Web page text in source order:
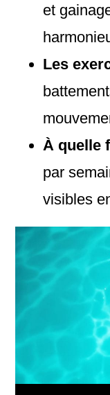
et
Les
À quelle
par
visibles